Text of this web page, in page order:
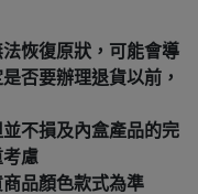
恢復原狀，可能會導
否要辦理退貨以前，
不損及內盒產品的完
慮
品顏色款式為準